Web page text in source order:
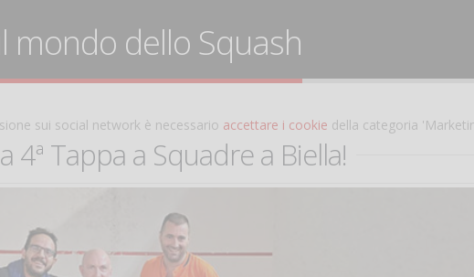
mondo dello Squash
sui social network è necessario accettare i cookie della categoria
4ª Tappa a Squadre a Biella!